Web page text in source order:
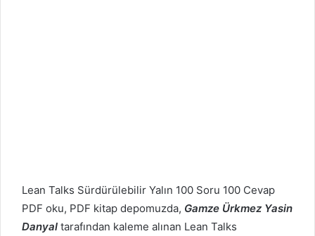
Lean Talks Sürdürülebilir Yalın 100 Soru 100 Cevap
PDF oku, PDF kitap depomuzda, Gamze Ürkmez Yasin
Danyal tarafından kaleme alınan Lean Talks